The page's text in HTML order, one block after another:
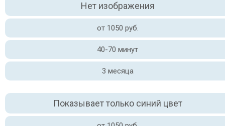
Нет изображения
от 1050 руб.
40-70 минут
3 месяца
Показывает только синий цвет